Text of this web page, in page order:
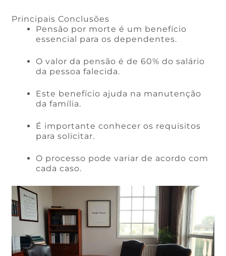
Principais Conclusões
Pensão por morte é um benefício
essencial para os dependentes.
O valor da pensão é de 60% do salário
da pessoa falecida.
Este benefício ajuda na manutenção
da família.
É importante conhecer os requisitos
para solicitar.
O processo pode variar de acordo com
cada caso.